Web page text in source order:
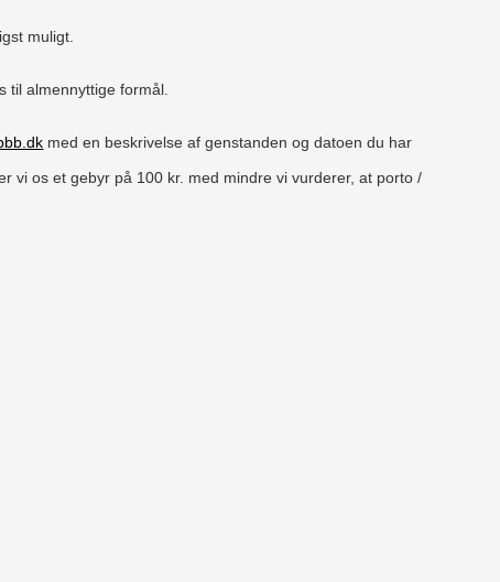
muligt.
til almennyttige formål.
med en beskrivelse af genstanden og datoen du har
vi os et gebyr på 100 kr. med mindre vi vurderer, at porto /